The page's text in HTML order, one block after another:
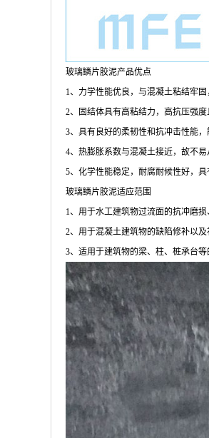
玻璃鳞片胶泥产品优点
1、力学性能优良，与混凝土粘结
2、固结体具有高粘结力，高抗压
3、具有良好的柔韧性和抗冲击性能
4、热膨胀系数与混凝土接近，故不
5、化学性能稳定，耐腐耐候性好，
玻璃鳞片胶泥适应范围
1、用于水工建筑物过流面的抗冲磨
2、用于混凝土建筑物的缺陷修补以
3、适用于建筑物的梁、柱、桩承台